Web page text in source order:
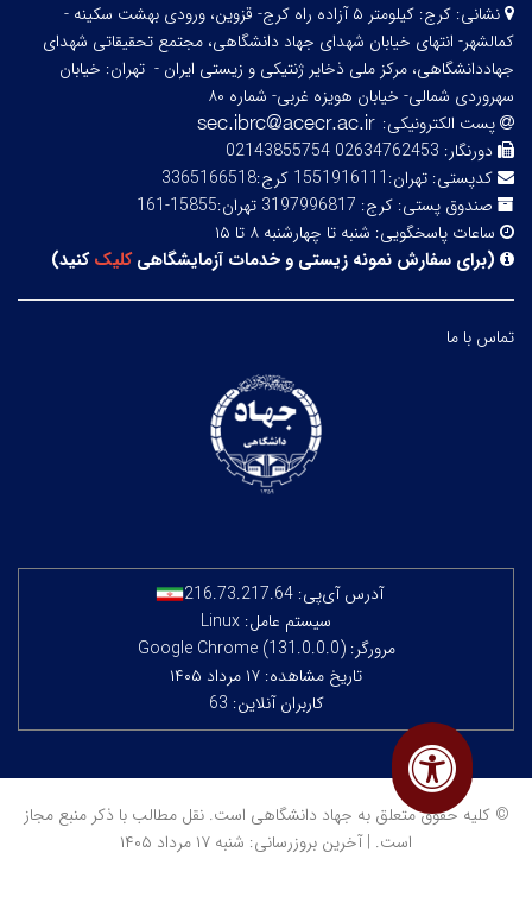
نشانی:
کرج: کیلومتر ۵ آزاده راه کرج- قزوین، ورودی بهشت سکینه -
کمالشهر- انتهای خیابان شهدای جهاد دانشگاهی، مجتمع تحقیقاتی شهدای
جهاددانشگاهی، مرکز ملی ذخایر ژنتیکی و زیستی ایران - تهران: خیابان
سهروردی شمالی- خیابان هویزه غربی- شماره ۸۰
پست الکترونیکی:
دورنگار: 02634762453 02143855754
کدپستی: تهران:1551916111 کرج:3365166518
صندوق پستی: کرج: 3197996817 تهران:15855-161
ساعات پاسخگویی: شنبه تا چهارشنبه ۸ تا ۱۵
(برای سفارش نمونه زیستی و خدمات آزمایشگاهیکلیککنید)
تماس با ما
آدرس آی‌پی: 216.73.217.64
سیستم عامل: Linux
مرورگر: Google Chrome (131.0.0.0)
تاریخ مشاهده: ۱۷ مرداد ۱۴۰۵
کاربران آنلاین: 63
© کلیه حقوق متعلق به جهاد دانشگاهی است. نقل مطالب با ذکر منبع مجاز
است. | آخرین بروزرسانی: شنبه ۱۷ مرداد ۱۴۰۵